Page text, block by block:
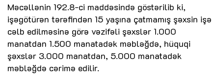
Məcəllənin 192.8-ci maddəsində göstərilib ki,
işəgötürən tərəfindən 15 yaşına çatmamış şəxsin işə
cəlb edilməsinə görə vəzifəli şəxslər 1.000
manatdan 1.500 manatadək məbləğdə, hüquqi
şəxslər 3.000 manatdan, 5.000 manatadək
məbləğdə cərimə edilir.